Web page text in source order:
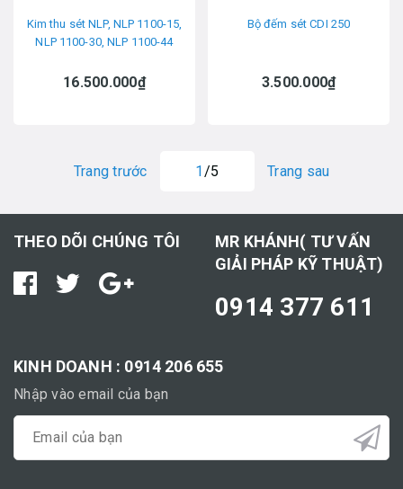
Kim thu sét NLP, NLP 1100-15,
NLP 1100-30, NLP 1100-44
16.500.000₫
Bộ đếm sét CDI 250
3.500.000₫
Trang trước 1 /5 Trang sau
THEO DÕI CHÚNG TÔI
MR KHÁNH( TƯ VẤN
GIẢI PHÁP KỸ THUẬT)
0914 377 611
KINH DOANH : 0914 206 655
Nhập vào email của bạn